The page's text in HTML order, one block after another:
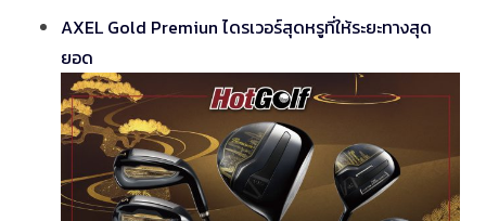
AXEL Gold Premiun ไดรเวอร์สุดหรูที่ให้ระยะทางสุด
ยอด